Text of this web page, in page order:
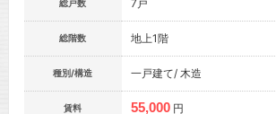
総戸数 7戸
総階数 地上1階
種別/構造 一戸建て/ 木造
賃料 55,000 円